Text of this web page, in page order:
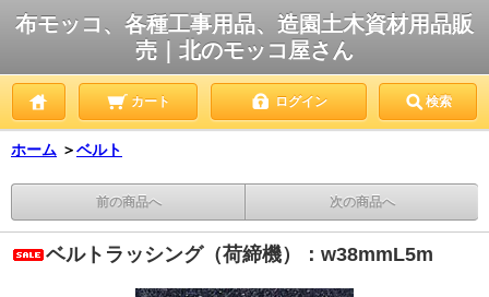
布モッコ、各種工事用品、造園土木資材用品販
売｜北のモッコ屋さん
カート ログイン 検索
ホーム ＞ベルト
前の商品へ 次の商品へ
ベルトラッシング（荷締機）：w38mmL5m